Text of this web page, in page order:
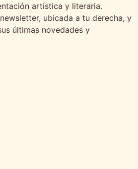
artística y literaria.
ubicada a tu derecha, y
últimas novedades y